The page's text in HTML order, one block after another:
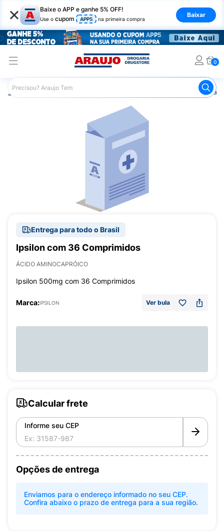
× Baixe o APP e ganhe 5% OFF!
Use o cupom APP5 na primeira compra
Baixar
0
Araujo Medicamentos Remédio para o Sistema
Entrega para todo o Brasil
Ipsilon com 36 Comprimidos
ÁCIDO AMINOCAPRÓICO
Ipsilon 500mg com 36 Comprimidos
Marca:IPSILON Ver bula
Calcular frete
Informe seu CEP
Opções de entrega
Enviamos para o endereço informado no seu CEP.
Confira abaixo o prazo de entrega para a sua região.